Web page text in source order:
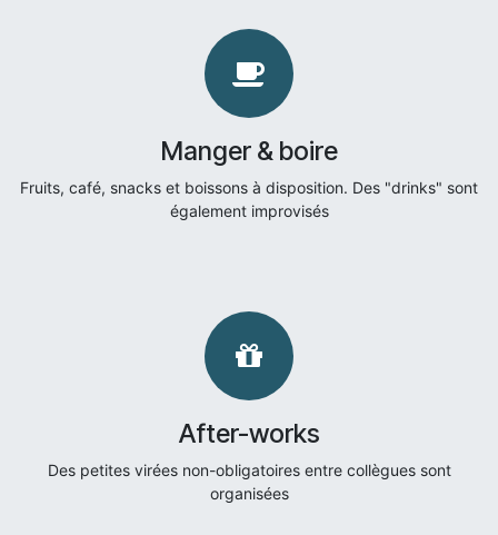
Manger & boire
Fruits, café, snacks et boissons à disposition. Des "drinks" sont
également improvisés
After-works
Des petites virées non-obligatoires entre collègues sont
organisées